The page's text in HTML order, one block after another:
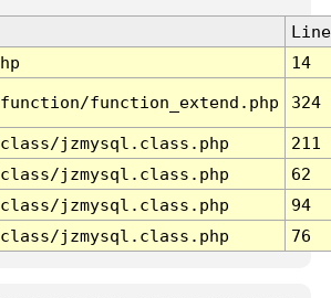
Line
14
function_extend.php 324
jzmysql.class.php
211
jzmysql.class.php
62
jzmysql.class.php
94
jzmysql.class.php 76